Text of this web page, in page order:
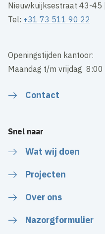
Nieuwkuijksestraat 43-45
Tel: +31 73 511 90 22
Openingstijden kantoor:
Maandag t/m vrijdag
Contact
Snel naar
Wat wij doen
Projecten
Over ons
Nazorgformulier